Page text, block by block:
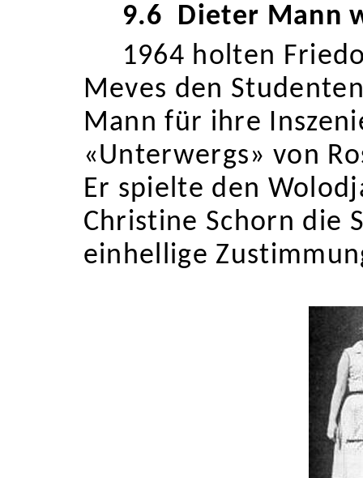
9.6
Dieter Mann
1964 holten
Meves den
Mann für ihre
«Unterwergs» von
Er spielte den
Christine Schorn die
einhellige